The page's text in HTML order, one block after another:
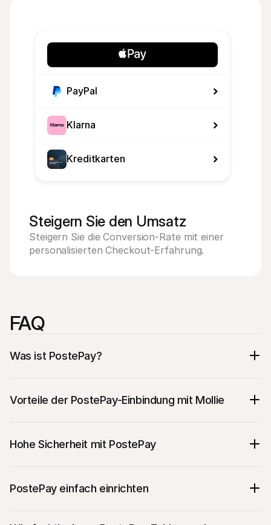
PayPal
Klarna
Kreditkarten
Steigern Sie den Umsatz
Steigern Sie die Conversion-Rate mit einer
personalisierten Checkout-Erfahrung.
FAQ
Was ist PostePay?
Vorteile der PostePay-Einbindung mit Mollie
einfach und laufen durch keine langwierigen
Hohe Sicherheit mit PostePay
PostePay einfach einrichten